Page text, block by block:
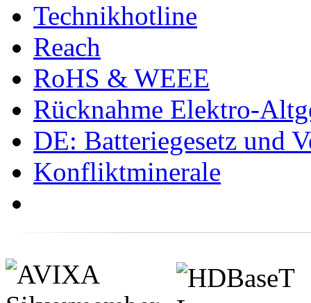
Technikhotline
Reach
RoHS & WEEE
Rücknahme Elektro-
DE: Batteriegesetz und
Konfliktminerale